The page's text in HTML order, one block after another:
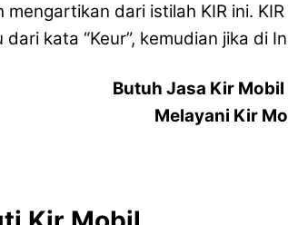
dari istilah KIR ini.
kata “Keur”, kemudian jika di
Butuh Jasa Kir
Melayani Kir